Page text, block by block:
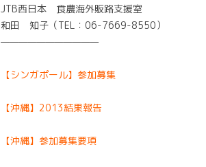
JTB西日本 食農海外販路支援室
和田 知子（TEL：06-7669-8550）
———————————
【シンガポール】参加募集
【沖縄】2013結果報告
【沖縄】参加募集要項